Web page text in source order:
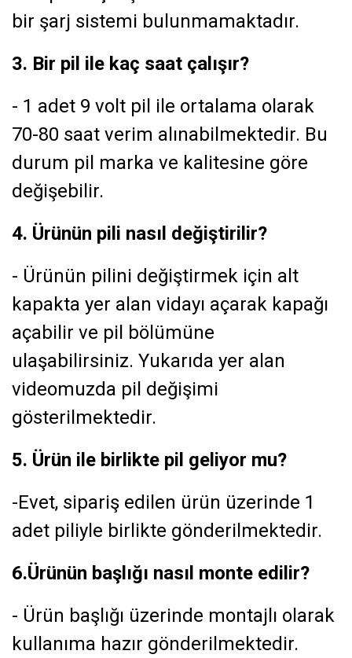
bir şarj sistemi bulunmamaktadır.
3. Bir pil ile kaç saat çalışır?
- 1 adet 9 volt pil ile ortalama olarak
70-80 saat verim alınabilmektedir. Bu
durum pil marka ve kalitesine göre
değişebilir.
4. Ürünün pili nasıl değiştirilir?
- Ürünün pilini değiştirmek için alt
kapakta yer alan vidayı açarak kapağı
açabilir ve pil bölümüne
ulaşabilirsiniz. Yukarıda yer alan
videomuzda pil değişimi
gösterilmektedir.
5. Ürün ile birlikte pil geliyor mu?
-Evet, sipariş edilen ürün üzerinde 1
adet piliyle birlikte gönderilmektedir.
6.Ürünün başlığı nasıl monte edilir?
- Ürün başlığı üzerinde montajlı olarak
kullanıma hazır gönderilmektedir.